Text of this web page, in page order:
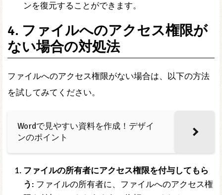
ンを復元することができます。
4. ファイルへのアクセス権限が
ない場合の対処法
ファイルへのアクセス権限がない場合は、以下の方法
を試してみてください。
Wordで見やすい資料を作成！デザイ
ンのポイント
ファイルの所有者にアクセス権限を付与してもら
う: ファイルの所有者に、ファイルへのアクセス権